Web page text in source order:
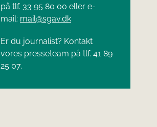
på tlf. 33 95 80 00 eller e-
mail: mail@sgav.dk
Er du journalist? Kontakt
vores presseteam på tlf. 41 89
25 07.